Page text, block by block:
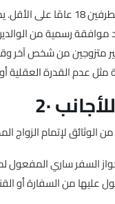
: يجب أن يكون عمر
متزوجين من شخص آخر
عليها من السفارة أو